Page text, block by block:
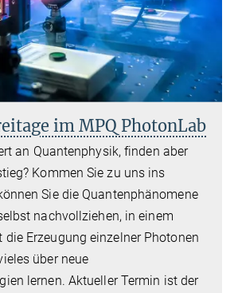
im MPQ PhotonLab
an Quantenphysik, finden aber
Kommen Sie zu uns ins
Sie die Quantenphänomene
nachvollziehen, in einem
die Erzeugung einzelner Photonen
über neue
lernen. Aktueller Termin ist der